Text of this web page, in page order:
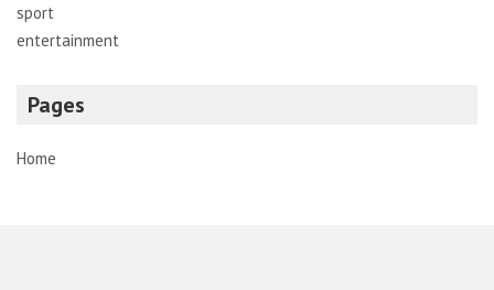
sport
entertainment
Pages
Home